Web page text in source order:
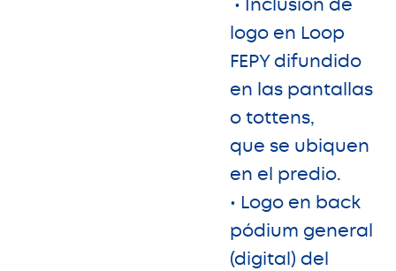
logo en Loop
FEPY difundido
en las pantallas
o tottens,
que se ubiquen
en el predio.
• Logo en back
pódium general
(digital) del